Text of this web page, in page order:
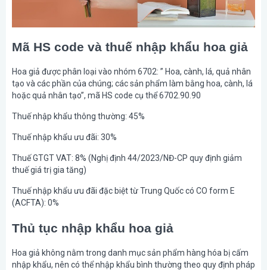
Mã HS code và thuế nhập khẩu hoa giả
Hoa giả được phân loại vào nhóm 6702: ” Hoa, cành, lá, quả nhân
tạo và các phần của chúng; các sản phẩm làm bằng hoa, cành, lá
hoặc quả nhân tạo”, mã HS code cụ thể 6702.90.90
Thuế nhập khẩu thông thường: 45%
Thuế nhập khẩu ưu đãi: 30%
Thuế GTGT VAT: 8% (Nghị định 44/2023/NĐ-CP quy định giảm
thuế giá trị gia tăng)
Thuế nhập khẩu ưu đãi đặc biệt từ Trung Quốc có CO form E
(ACFTA): 0%
Thủ tục nhập khẩu hoa giả
Hoa giả không nằm trong danh mục sản phẩm hàng hóa bị cấm
nhập khẩu, nên có thể nhập khẩu bình thường theo quy định pháp